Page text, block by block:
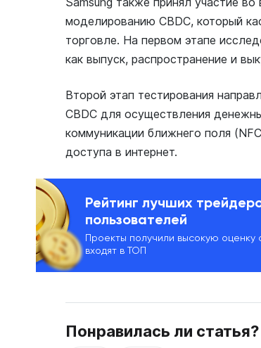
моделированию CBDC, который
торговле. На первом этапе
как выпуск, распространение и
Второй этап тестирования
CBDC для осуществления
коммуникации ближнего поля
доступа в интернет.
Рейтинг лучших
пользователей
Проекты получили высокую оценку
входят в ТОП
Понравилась ли статья?